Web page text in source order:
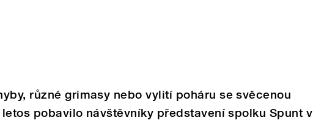
různé grimasy nebo vylití poháru se svěcenou
pobavilo návštěvníky představení spolku Spunt v